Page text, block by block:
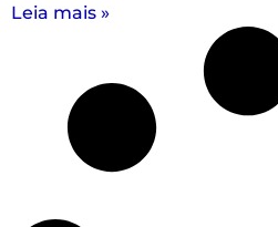
Leia mais »